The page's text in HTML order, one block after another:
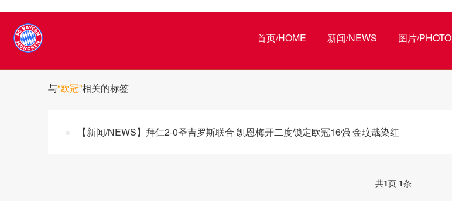
首页/HOME 新闻/NEWS 图片/PHOTO
与“欧冠”相关的标签
【新闻/NEWS】拜仁2-0圣吉罗斯联合 凯恩梅开二度锁定欧冠16强 金玟哉染红
共1页 1条